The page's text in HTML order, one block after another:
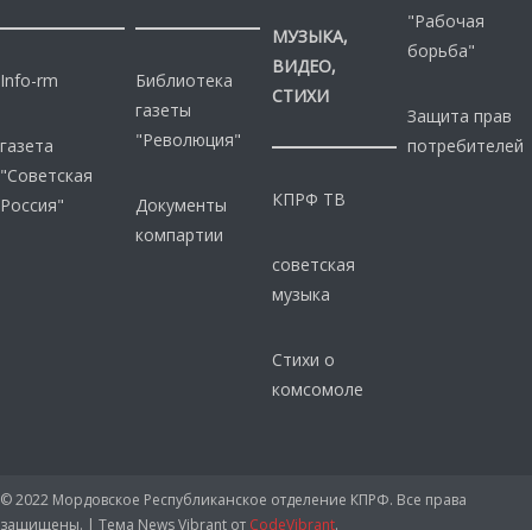
Info-rm
газета
"Советская
Россия"
Библиотека
газеты
"Революция"
Документы
компартии
МУЗЫКА,
ВИДЕО,
СТИХИ
КПРФ ТВ
советская
музыка
Стихи о
комсомоле
"Рабочая
борьба"
Защита прав
потребителей
© 2022 Мордовское Республиканское отделение КПРФ. Все права
защищены. | Тема News Vibrant от CodeVibrant.